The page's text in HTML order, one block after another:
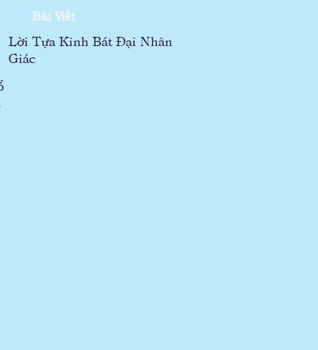
Bài Viết
Lời Tựa Kinh Bát Đại Nhân
Giác